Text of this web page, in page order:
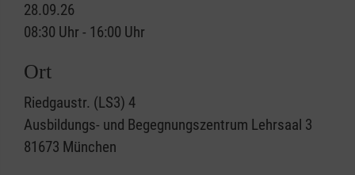
28.09.26
08:30 Uhr - 16:00 Uhr
Ort
Riedgaustr. (LS3) 4
Ausbildungs- und Begegnungszentrum Lehrsaal 3
81673 München